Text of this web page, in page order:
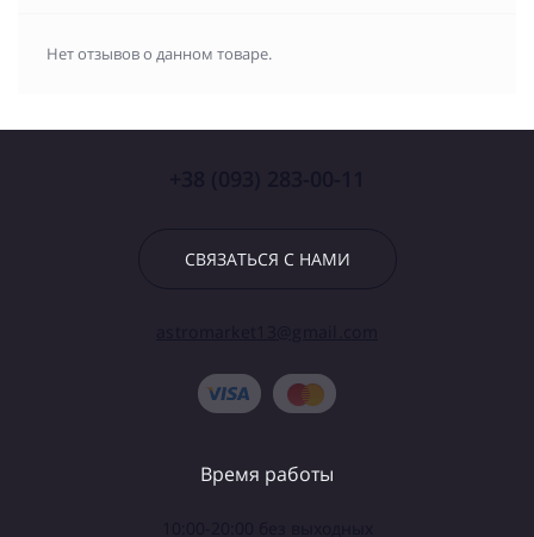
Нет отзывов о данном товаре.
СВЯЗАТЬСЯ С НАМИ
Время работы